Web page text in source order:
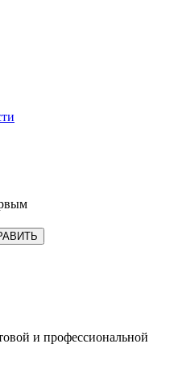
и профессиональной